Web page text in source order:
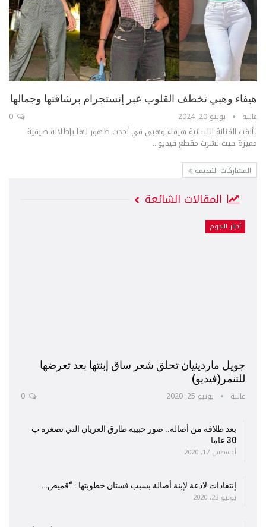
هيفاء وهبي تخطف القلوب عبر إنستجرام برشاقتها وجمالها
عالية يونيو 20, 2024
تألقت الفنانة اللبنانية هيفاء وهبي في أحدث ظهور لها بإطلالة صيفية
مميزة حيث نشرت مقطع فيديو...
المشاركات القديمة
المقالات الشائعة
أخبار النجوم
جويل ماردينيان تحلق شعر ساق إبنتها بعد تعرضها
للتنمر(فيديو)
عالية يونيو 25, 2020
بعد طلاقه من أصالة.. صور حبيبة طارق العريان التي تصغره ب
30 عاما
أغسطس 17, 2020
إنتقادات لاذعة لإبنة أصالة بسبب فستان خطوبتها : “قميص…
يوليو 23, 2020